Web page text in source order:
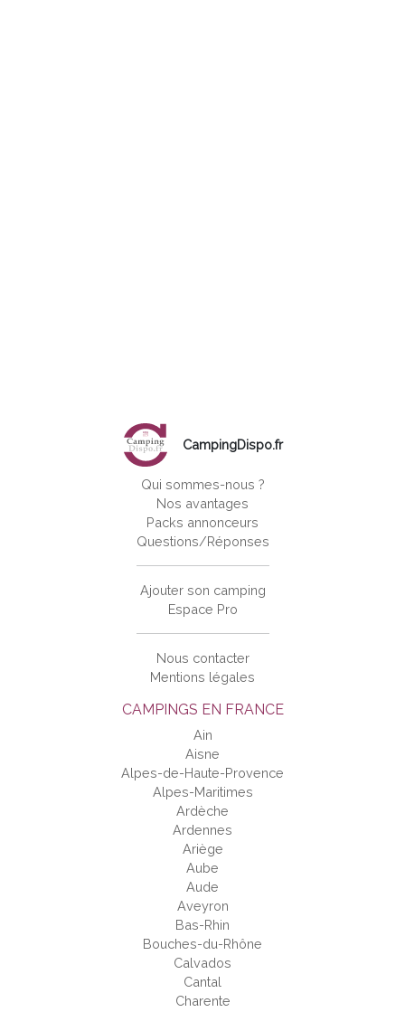
CAMPINGS EN FRANCE
Ain
Aisne
Alpes-de-Haute-Provence
Alpes-Maritimes
Ardèche
Ardennes
Ariège
Aube
Aude
Aveyron
Bas-Rhin
Bouches-du-Rhône
Calvados
Cantal
Charente
CampingDispo.fr
Qui sommes-nous ?
Nos avantages
Packs annonceurs
Questions/Réponses
Ajouter son camping
Espace Pro
Nous contacter
Mentions légales